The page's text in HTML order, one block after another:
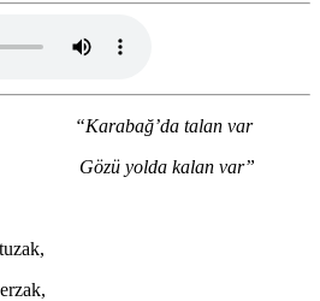
“Karabağ’da talan var
kalan var”